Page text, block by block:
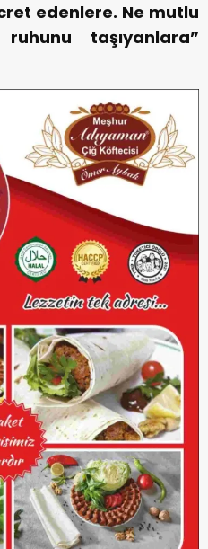
edenlere. Ne mutlu
taşıyanlara”